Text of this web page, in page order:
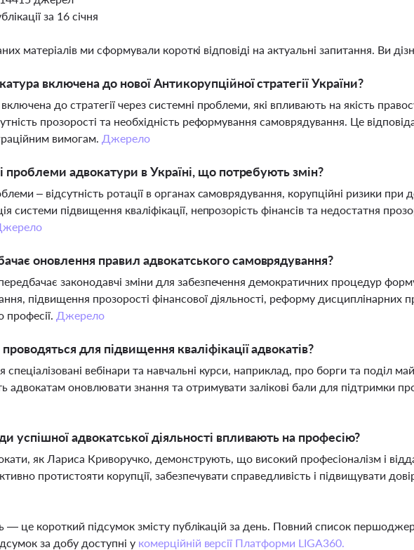
за 16 січня
матеріалів ми сформували короткі відповіді на актуальні запитання. Ви
включена до нової Антикорупційної стратегії України?
до стратегії через системні проблеми, які впливають на якість
прозорості та необхідність реформування самоврядування. Це
вимогам. Джерело
проблеми адвокатури в Україні, що потребують змін?
– відсутність ротації в органах самоврядування, корупційні ризики при
системи підвищення кваліфікації, непрозорість фінансів та недостатня
оновлення правил адвокатського самоврядування?
законодавчі зміни для забезпечення демократичних процедур
підвищення прозорості фінансової діяльності, реформу дисциплінарних
Джерело
для підвищення кваліфікації адвокатів?
спеціалізовані вебінари та навчальні курси, наприклад, про борги та поділ
адвокатам оновлювати знання та отримувати залікові бали для підтримки
успішної адвокатської діяльності впливають на професію?
як Лариса Криворучко, демонструють, що високий професіоналізм і
протистояти корупції, забезпечувати справедливість і підвищувати
— це короткий підсумок змісту публікацій за день. Повний список
за добу доступні у комерційній версії Платформи LIGA360.